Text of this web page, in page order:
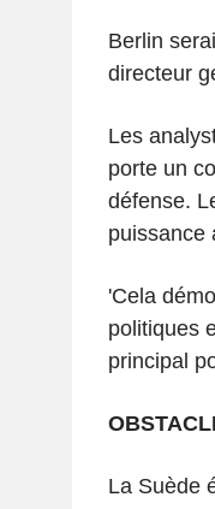
Berlin
directeur
Les
porte un
défense.
puissance
'Cela
politiques
principal
La Suède